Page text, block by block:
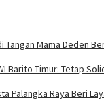
Tangan Mama Deden
Barito Timur: Tetap
Palangka Raya Beri